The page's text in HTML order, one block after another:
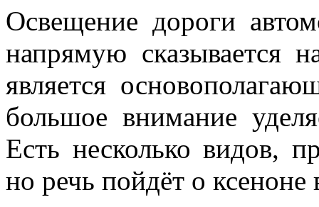
Освещение дороги
напрямую сказывается
является
большое внимание
Есть несколько видов,
но речь пойдёт о ксеноне